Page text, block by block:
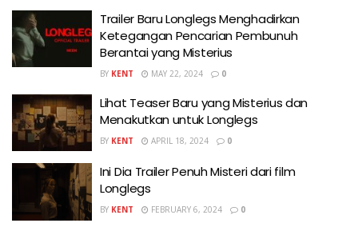
Trailer Baru Longlegs Menghadirkan
Ketegangan Pencarian Pembunuh
Berantai yang Misterius
BY KENT MAY 22, 2024 0
Lihat Teaser Baru yang Misterius dan
Menakutkan untuk Longlegs
BY KENT APRIL 18, 2024 0
Ini Dia Trailer Penuh Misteri dari film
Longlegs
BY KENT FEBRUARY 6, 2024 0